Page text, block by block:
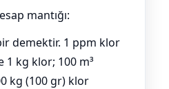
mantığı:
demektir. 1 ppm klor
1 kg klor; 100 m³
kg (100 gr) klor